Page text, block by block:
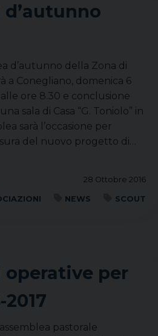
d’autunno della Zona di
a Conegliano, domenica 6
ore 8.30 e conclusione
sala di Casa “G. Toniolo” in
sarà l’occasione per
del nuovo progetto di…
28 Ottobre 2016
NEWS SCOUT
per
2017
pastorale